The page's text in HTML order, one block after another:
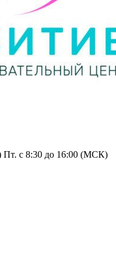
с 8:30 до 16:00 (МСК)